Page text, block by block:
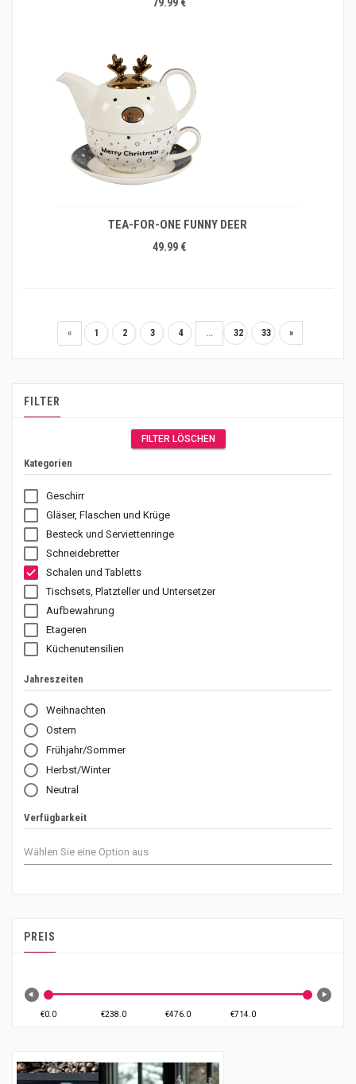
TEA-FOR-ONE FUNNY DEER
49.99 €
« 1 2 3 4 ... 32 33 »
FILTER
FILTER LÖSCHEN
Kategorien
Geschirr
Gläser, Flaschen und Krüge
Besteck und Serviettenringe
Schneidebretter
Schalen und Tabletts
Tischsets, Platzteller und Untersetzer
Aufbewahrung
Etageren
Küchenutensilien
Jahreszeiten
Weihnachten
Ostern
Frühjahr/Sommer
Herbst/Winter
Neutral
Verfügbarkeit
PREIS